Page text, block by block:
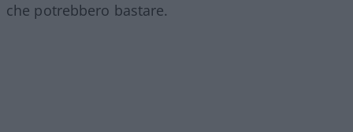
che potrebbero bastare.